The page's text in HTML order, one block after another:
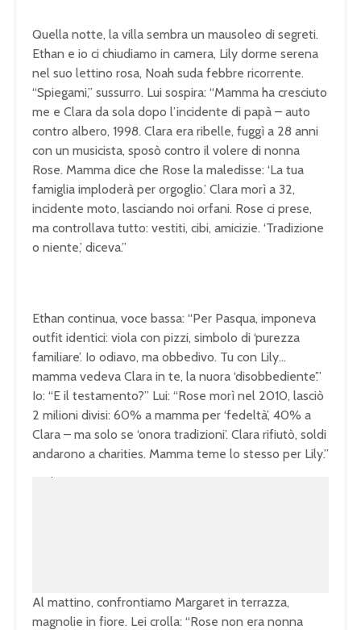
Quella notte, la villa sembra un mausoleo di segreti.
Ethan e io ci chiudiamo in camera, Lily dorme serena
nel suo lettino rosa, Noah suda febbre ricorrente.
“Spiegami,” sussurro. Lui sospira: “Mamma ha cresciuto
me e Clara da sola dopo l’incidente di papà – auto
contro albero, 1998. Clara era ribelle, fuggì a 28 anni
con un musicista, sposò contro il volere di nonna
Rose. Mamma dice che Rose la maledisse: ‘La tua
famiglia imploderà per orgoglio.’ Clara morì a 32,
incidente moto, lasciando noi orfani. Rose ci prese,
ma controllava tutto: vestiti, cibi, amicizie. ‘Tradizione
o niente,’ diceva.”
Ethan continua, voce bassa: “Per Pasqua, imponeva
outfit identici: viola con pizzi, simbolo di ‘purezza
familiare’. Io odiavo, ma obbedivo. Tu con Lily…
mamma vedeva Clara in te, la nuora ‘disobbediente’.”
Io: “E il testamento?” Lui: “Rose morì nel 2010, lasciò
2 milioni divisi: 60% a mamma per ‘fedeltà’, 40% a
Clara – ma solo se ‘onora tradizioni’. Clara rifiutò, soldi
andarono a charities. Mamma teme lo stesso per Lily.”
Al mattino, confrontiamo Margaret in terrazza,
magnolie in fiore. Lei crolla: “Rose non era nonna